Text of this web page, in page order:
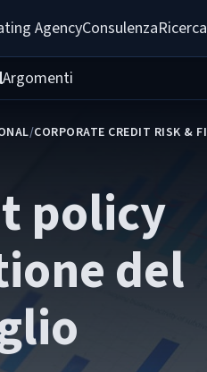
AgencyConsulenza
Argomenti
/CORPORATE CREDIT RISK &
policy
del